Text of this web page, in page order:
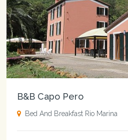
B&B Capo Pero
Bed And Breakfast Rio Marina